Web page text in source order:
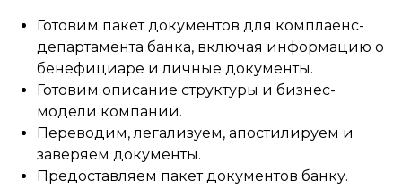
Готовим пакет документов для комплаенс-
департамента банка, включая информацию о
бенефициаре и личные документы.
Готовим описание структуры и бизнес-
модели компании.
Переводим, легализуем, апостилируем и
заверяем документы.
Предоставляем пакет документов банку.